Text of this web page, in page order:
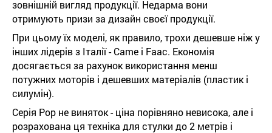
зовнішній вигляд продукції. Недарма вони
отримують призи за дизайн своєї продукції.
При цьому їх моделі, як правило, трохи дешевше ніж у
інших лідерів з Італії - Came і Faac. Економія
досягається за рахунок використання менш
потужних моторів і дешевших матеріалів (пластик і
силумін).
Серія Pop не виняток - ціна порівняно невисока, але і
розрахована ця техніка для стулки до 2 метрів і